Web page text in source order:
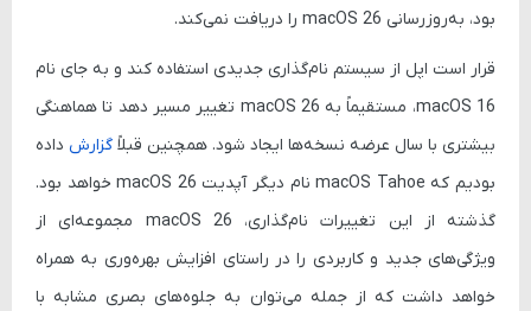
بود، به‌روزرسانی macOS 26 را دریافت نمی‌کند.
قرار است اپل از سیستم نام‌گذاری جدیدی استفاده کند و به جای نام
macOS 16، مستقیماً به macOS 26 تغییر مسیر دهد تا هماهنگی
بیشتری با سال عرضه نسخه‌ها ایجاد شود. همچنین قبلاً گزارش داده
بودیم که macOS Tahoe نام دیگر آپدیت macOS 26 خواهد بود.
گذشته از این تغییرات نام‌گذاری، macOS 26 مجموعه‌ای از
ویژگی‌های جدید و کاربردی را در راستای افزایش بهره‌وری به همراه
خواهد داشت که از جمله می‌توان به جلوه‌های بصری مشابه با